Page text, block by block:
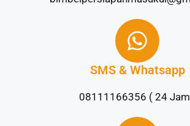
SMS & Whatsapp
08111166356 ( 24